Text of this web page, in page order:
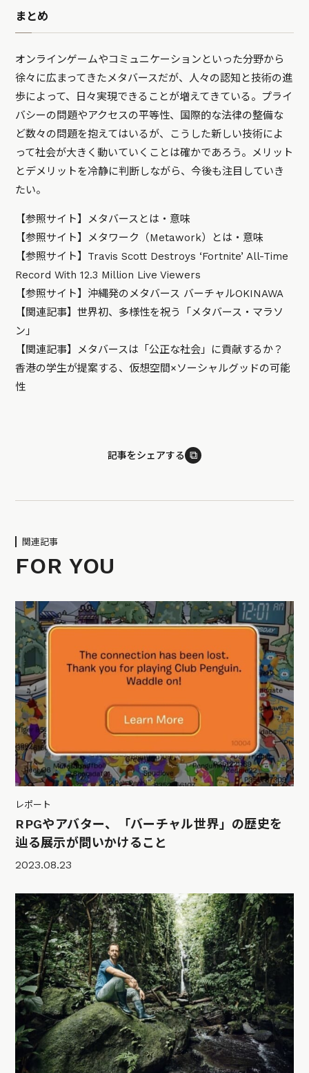
まとめ
オンラインゲームやコミュニケーションといった分野から
徐々に広まってきたメタバースだが、人々の認知と技術の進
歩によって、日々実現できることが増えてきている。プライ
バシーの問題やアクセスの平等性、国際的な法律の整備な
ど数々の問題を抱えてはいるが、こうした新しい技術によ
って社会が大きく動いていくことは確かであろう。メリット
とデメリットを冷静に判断しながら、今後も注目していき
たい。
【参照サイト】
メタバースとは・意味
【参照サイト】
メタワーク（Metawork）とは・意味
【参照サイト】 Travis Scott Destroys ‘Fortnite’ All-Time
Record With 12.3 Million Live Viewers
【参照サイト】 沖縄発のメタバース バーチャルOKINAWA
【関連記事】世界初、多様性を祝う「メタバース・マラソ
ン」
【関連記事】
メタバースは「公正な社会」に貢献するか？
香港の学生が提案する、仮想空間×ソーシャルグッドの可能
性
記事をシェアする ⧉
関連記事
FOR YOU
レポート
RPGやアバター、「バーチャル世界」の歴史を
辿る展示が問いかけること
2023.08.23